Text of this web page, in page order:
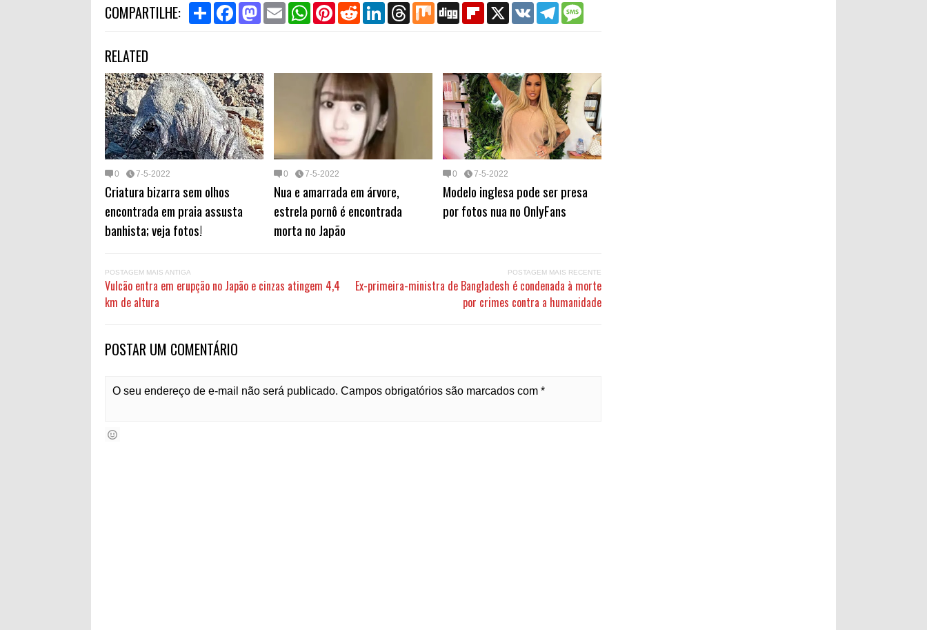
COMPARTILHE:
S
h
F
o
k
M
o
n
E
m
W
h
p
p
P
e
s
t
R
L
I
n
T
s
M
D
F
a
r
d
X
V
T
e
a
m
e
RELATED
0 7-5-2022
Criatura bizarra sem olhos
encontrada em praia assusta
banhista; veja fotos!
0 7-5-2022
Nua e amarrada em árvore,
estrela pornô é encontrada
morta no Japão
0 7-5-2022
Modelo inglesa pode ser presa
por fotos nua no OnlyFans
POSTAGEM MAIS ANTIGA
Vulcão entra em erupção no Japão e cinzas atingem 4,4
km de altura
POSTAGEM MAIS RECENTE
Ex-primeira-ministra de Bangladesh é condenada à morte
por crimes contra a humanidade
POSTAR UM COMENTÁRIO
O seu endereço de e-mail não será publicado. Campos obrigatórios são marcados com *